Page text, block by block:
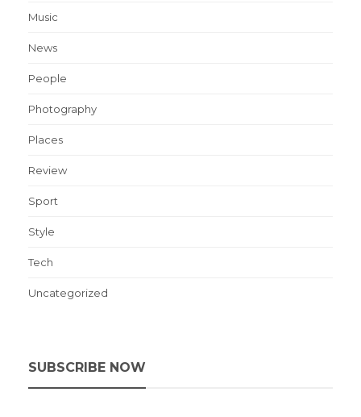
Music
News
People
Photography
Places
Review
Sport
Style
Tech
Uncategorized
SUBSCRIBE NOW